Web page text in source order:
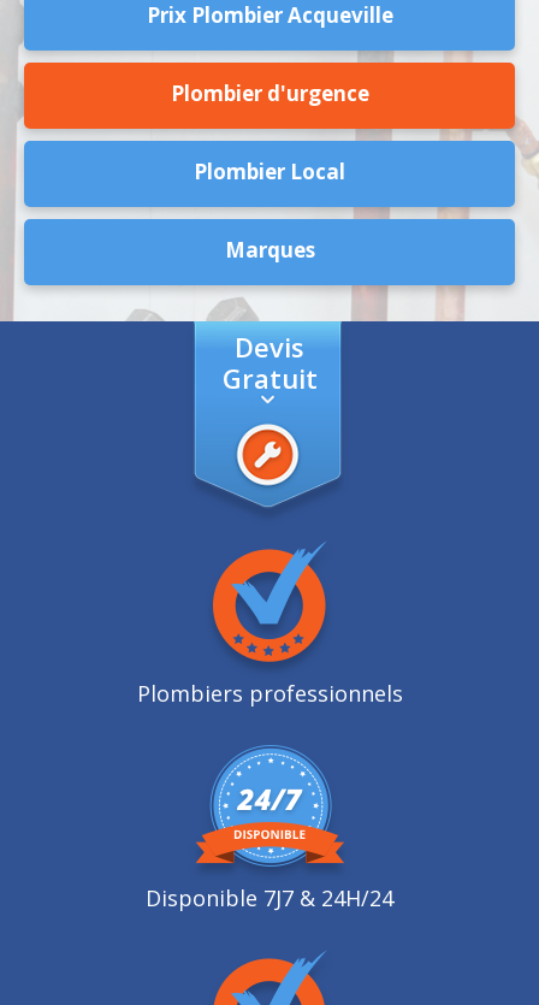
Prix Plombier Acqueville
Plombier d'urgence
Plombier Local
Marques
Devis
Gratuit
Plombiers professionnels
Disponible 7J7 & 24H/24